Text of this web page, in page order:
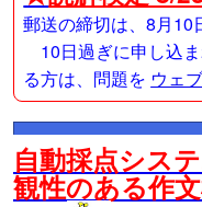
郵送の締切は、8月10
10日過ぎに申し込
る方は、問題を ウェ
自動採点シス
観性のある作